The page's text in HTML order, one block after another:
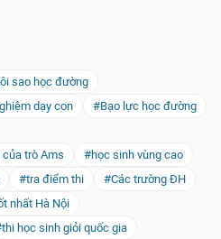
sao học đường
dạy con
#Bạo lực học đường
trò Ams
#học sinh vùng cao
#tra điểm thi
#Các trường ĐH
nhất Hà Nội
học sinh giỏi quốc gia